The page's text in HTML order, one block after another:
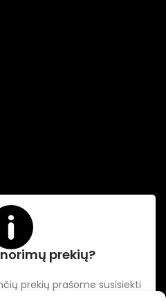
prekių?
prekių prašome susisiekti